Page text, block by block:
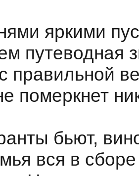
яркими
путеводная
правильной
померкнет
бьют,
вся в сборе